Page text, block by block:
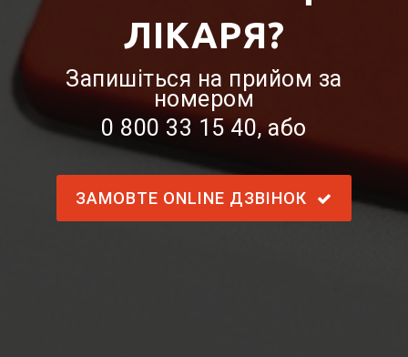
ЛІКАРЯ?
Запишіться на прийом за
номером
0 800 33 15 40, або
ЗАМОВТЕ ONLINE ДЗВІНОК